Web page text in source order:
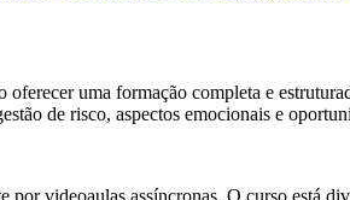
uma formação completa e
de risco, aspectos emocionais e
por videoaulas assíncronas. O curso está